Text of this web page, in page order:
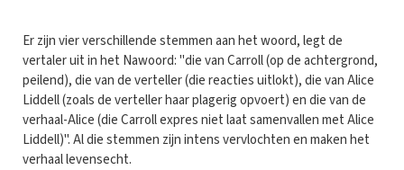
Er zijn vier verschillende stemmen aan het woord, legt de
vertaler uit in het Nawoord: "die van Carroll (op de achtergrond,
peilend), die van de verteller (die reacties uitlokt), die van Alice
Liddell (zoals de verteller haar plagerig opvoert) en die van de
verhaal-Alice (die Carroll expres niet laat samenvallen met Alice
Liddell)". Al die stemmen zijn intens vervlochten en maken het
verhaal levensecht.